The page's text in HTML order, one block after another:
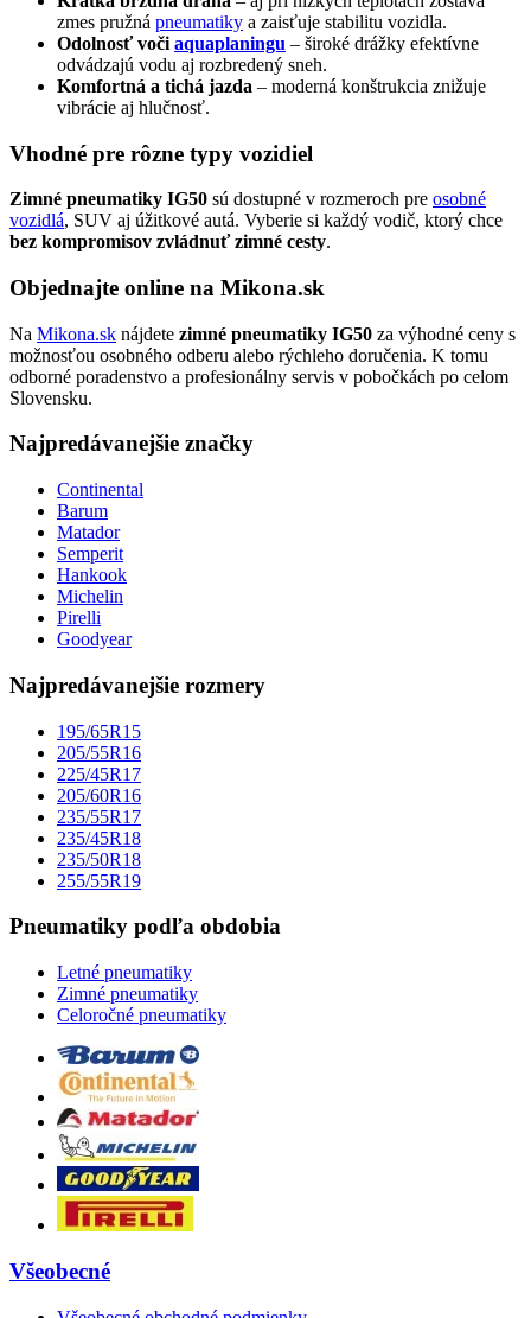
zmes pružná pneumatiky a zaisťuje stabilitu vozidla.
Odolnosť voči aquaplaningu – široké drážky efektívne
odvádzajú vodu aj rozbredený sneh.
Komfortná a tichá jazda – moderná konštrukcia znižuje
vibrácie aj hlučnosť.
Vhodné pre rôzne typy vozidiel
Zimné pneumatiky IG50 sú dostupné v rozmeroch pre osobné
vozidlá, SUV aj úžitkové autá. Vyberie si každý vodič, ktorý chce
bez kompromisov zvládnuť zimné cesty.
Objednajte online na Mikona.sk
Na Mikona.sk nájdete zimné pneumatiky IG50 za výhodné ceny s
možnosťou osobného odberu alebo rýchleho doručenia. K tomu
odborné poradenstvo a profesionálny servis v pobočkách po celom
Slovensku.
Najpredávanejšie značky
Continental
Barum
Matador
Semperit
Hankook
Michelin
Pirelli
Goodyear
Najpredávanejšie rozmery
195/65R15
205/55R16
225/45R17
205/60R16
235/55R17
235/45R18
235/50R18
255/55R19
Pneumatiky podľa obdobia
Letné pneumatiky
Zimné pneumatiky
Celoročné pneumatiky
Všeobecné